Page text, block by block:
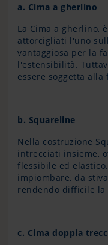
a. Cima a gherlino
La Cima a gherlino,
attorcigliati l'uno
vantaggiosa per la
l'estensibilità.
essere soggetta
b. Squareline
Nella costruzione
intrecciati insieme,
flessibile ed
impiombare, da
rendendo difficile la
c. Cima doppia